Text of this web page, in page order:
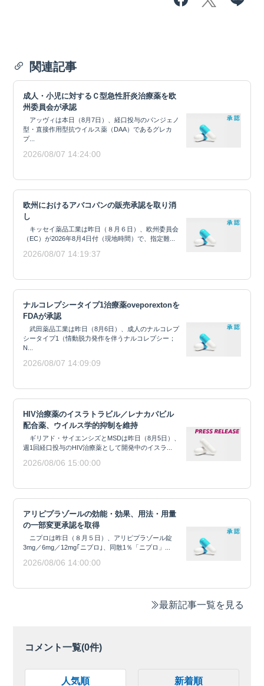
関連記事
成人・小児に対するＣ型急性肝炎治療薬を欧
州委員会が承認
アッヴィは本日（8月7日）、経口投与のパンジェノ
型・直接作用型抗ウイルス薬（DAA）であるグレカ
プ...
2026/08/07 14:24:00
欧州におけるアバコパンの販売承認を取り消
し
キッセイ薬品工業は昨日（８月６日）、欧州委員会
（EC）が2026年8月4日付（現地時間）で、指定難...
2026/08/07 14:19:37
ナルコレプシータイプ1治療薬oveporextonを
FDAが承認
武田薬品工業は昨日（8月6日）、成人のナルコレプ
シータイプ1（情動脱力発作を伴うナルコレプシー；
N...
2026/08/07 14:09:09
HIV治療薬のイスラトラビル／レナカパビル
配合薬、ウイルス学的抑制を維持
ギリアド・サイエンシズとMSDは昨日（8月5日）、
週1回経口投与のHIV治療薬として開発中のイスラ...
2026/08/06 15:00:00
アリピプラゾールの効能・効果、用法・用量
の一部変更承認を取得
ニプロは昨日（８月５日）、アリピプラゾール錠
3mg／6mg／12mg｢ニプロ｣、同散1％「ニプロ」...
2026/08/06 14:00:00
最新記事一覧を見る
コメント一覧(0件)
人気順 新着順